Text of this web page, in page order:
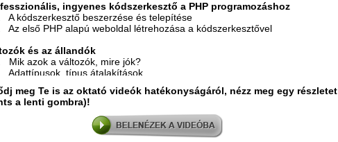
ingyenes kódszerkesztő a PHP programozáshoz
A kódszerkesztő beszerzése és telepítése
Az első PHP alapú weboldal létrehozása a kódszerkesztővel
és az állandók
Mik azok a változók, mire jók?
Adattípusok, típus átalakítások
Állandók
Feltételes utasítások
Összetett feltételes utasítások
meg Te is az oktató videók hatékonyságáról, nézz meg egy részletet
a lenti gombra)!